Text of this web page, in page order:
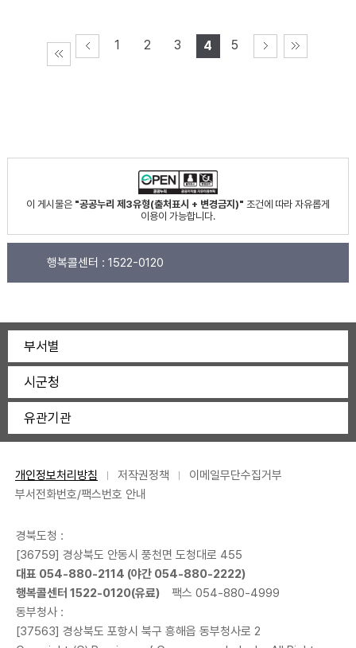
1 2 3 4 5
이 게시물은 "공공누리 제3유형(출처표시 + 변경금지)" 조건에 따라 자유롭게
이용이 가능합니다.
행복콜센터 : 1522-0120
부서별
시군청
유관기관
개인정보처리방침 저작권정책
이메일무단수집거부
부서전화번호/팩스번호 안내
경북도청 :
[36759] 경상북도 안동시 풍천면 도청대로 455
대표 054-880-2114 (야간 054-880-2222)
행복콜센터 1522-0120(유료)
팩스 054-880-4999
동부청사 :
[37563] 경상북도 포항시 북구 흥해읍 동부청사로 2